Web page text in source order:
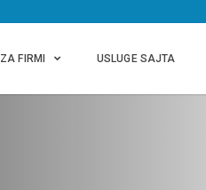
FIRMI USLUGE SAJTA